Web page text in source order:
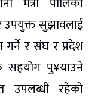
उपयुक्त सुझावलाई
गर्ने र संघ र प्रदेश
सहयोग पु¥याउने
उपलब्धी रहेको